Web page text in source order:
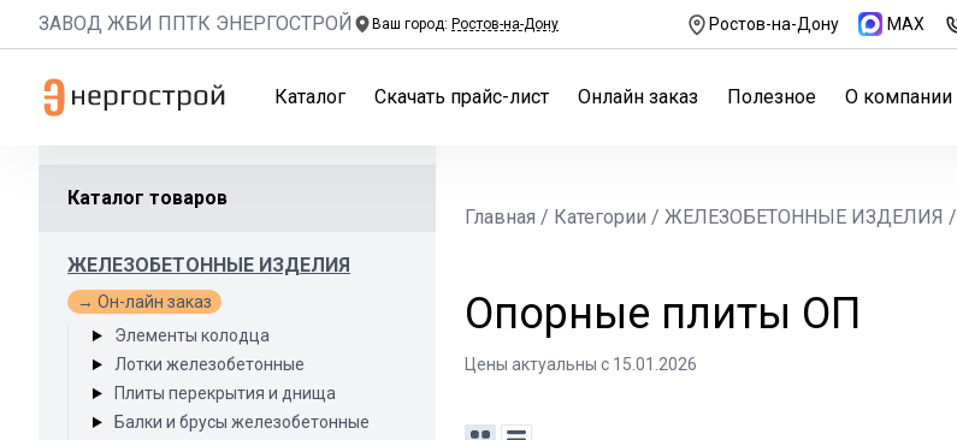
ЗАВОД ЖБИ ППТК ЭНЕРГОСТРОЙ Ваш город: Ростов-на-Дону Ростов-на-Дону MAX
Каталог Скачать прайс-лист Онлайн заказ Полезное О компании
Каталог товаров
ЖЕЛЕЗОБЕТОННЫЕ ИЗДЕЛИЯ
→ Он-лайн заказ
Элементы колодца
Лотки железобетонные
Плиты перекрытия и днища
Балки и брусы железобетонные
Главная / Категории / ЖЕЛЕЗОБЕТОННЫЕ ИЗДЕЛИЯ /
Опорные плиты ОП
Цены актуальны с 15.01.2026